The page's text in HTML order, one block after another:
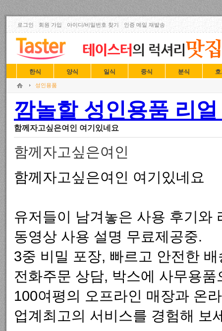
로그인 회원 가입 아이디/비밀번호 찾기 인증 메일 재발송
한식 양식 일식 중식 분식
성인용품
깜놀할 성인용품 리
함께자고싶은여인 여기있네요
함께자고싶은여인
함께자고싶은여인 여기있네요
유저들이 남겨놓은 사용 후기와
동영상 사용 설명 무료제공중.
3중 비밀 포장, 빠르고 안전한
전화주문 상담, 박스에 사무용품
100여평의 오프라인 매장과 온
업계최고의 서비스를 경험해 보